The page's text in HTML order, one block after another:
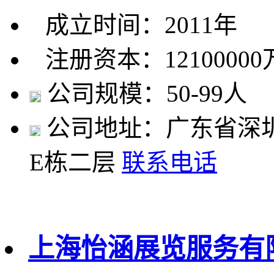
成立时间：2011年
注册资本：12100000
公司规模：50-99人
公司地址：广东省深
E栋二层 联系电话
上海怡涵展览服务有